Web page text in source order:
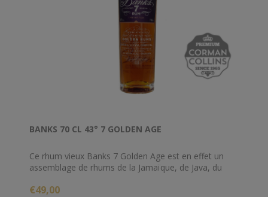
BANKS 70 CL 43° 7 GOLDEN AGE
Ce rhum vieux Banks 7 Golden Age est en effet un
assemblage de rhums de la Jamaïque, de Java, du
de la Barbade.
€49,00